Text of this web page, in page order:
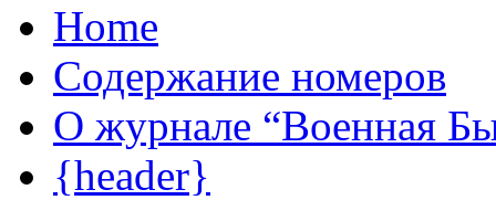
Home
Содержание номеров
О журнале “Военная
{header}